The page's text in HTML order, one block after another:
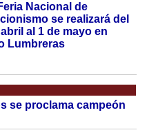
Nacional de
se realizará del
al 1 de mayo en
Lumbreras
se proclama campeón